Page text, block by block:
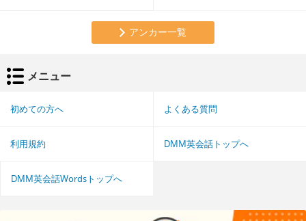
アンカー一覧
メニュー
初めての方へ よくある質問
利用規約 DMM英会話トップへ
DMM英会話Wordsトップへ